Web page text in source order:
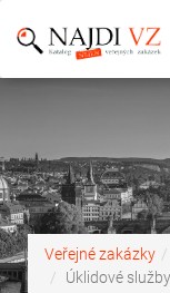
Veřejné zakázky
Úklidové